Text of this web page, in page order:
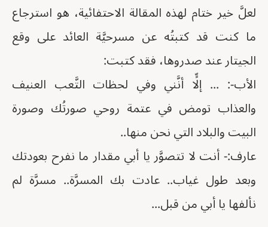
لعلَّ خير ختام لهذه المقالة الاحتفائية، هو استرجاع
ما كنت قد كتبتُه عن مسرحيَّة العائد على وقع
الجيتار عند صدروها، فقد كتبت:
الأب-: ... إلٍّا أنَّني وفي لحظات التَّعب العنيف
والعذاب تومض في عتمة روحي صورتُك وصورة
البيت والبلاد التي نحن منها..
عارف:- أنت لا تتصوَّر يا أبي مقدار ما نفرح بعودتك
وبعد طول غياب.. عادت بك المسرَّة.. مسرَّة لم
نألفها يا أبي من قبل...